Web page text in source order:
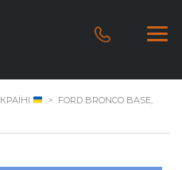
> FORD BRONCO BASE,